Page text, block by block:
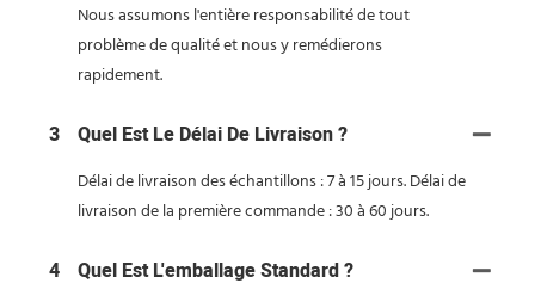
Nous assumons l'entière responsabilité de tout
problème de qualité et nous y remédierons
rapidement.
3 Quel Est Le Délai De Livraison ?
Délai de livraison des échantillons : 7 à 15 jours. Délai de
livraison de la première commande : 30 à 60 jours.
4 Quel Est L'emballage Standard ?